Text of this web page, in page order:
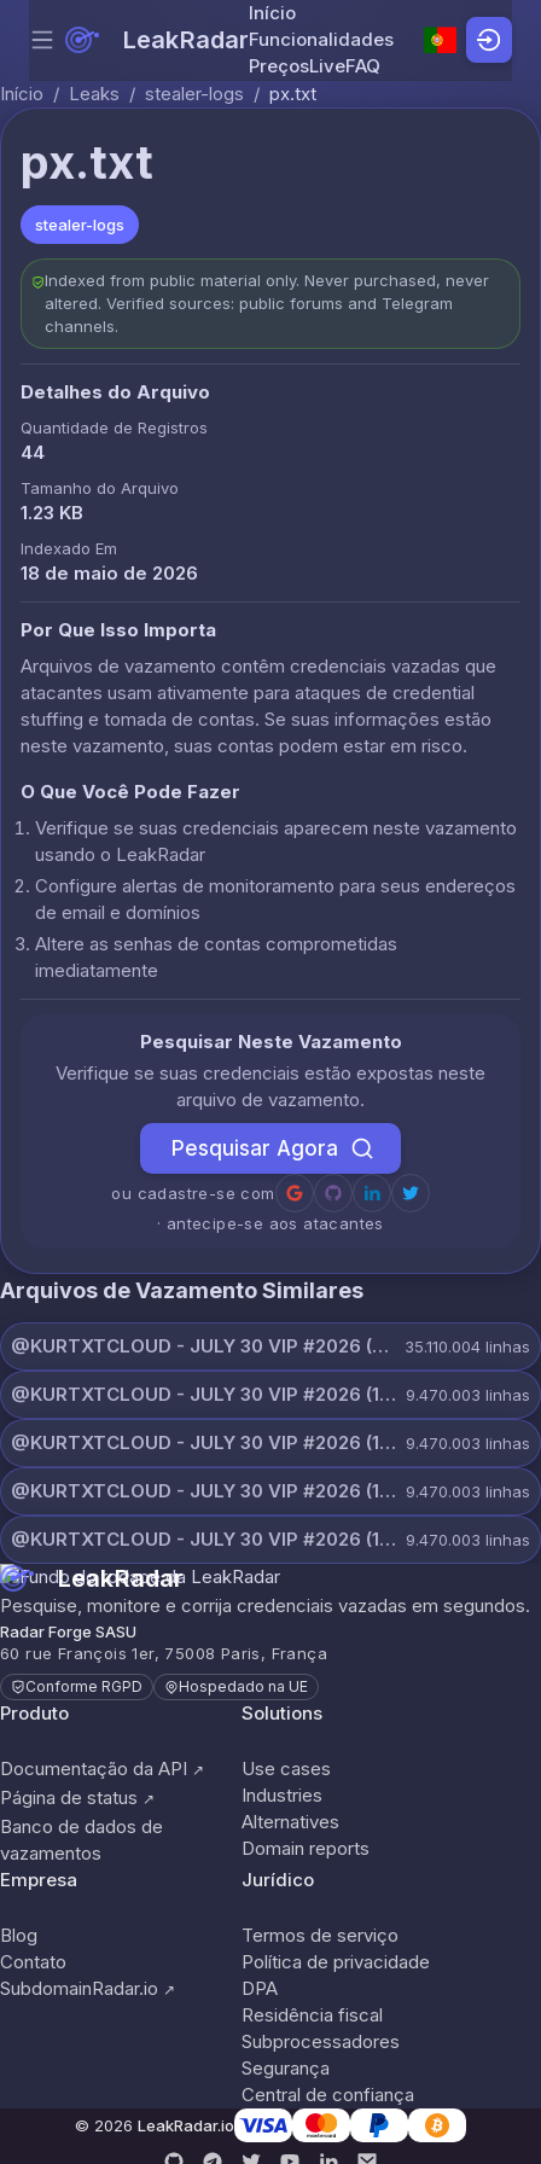
Skip to content
Menu LeakRadar
Início
Funcionalidades
PreçosLiveFAQ
Início / Leaks / stealer-logs / px.txt
px.txt
stealer-logs
Indexed from public material only. Never purchased, never
altered. Verified sources: public forums and Telegram
channels.
Detalhes do Arquivo
Quantidade de Registros
44
Tamanho do Arquivo
1.23 KB
Indexado Em
18 de maio de 2026
Por Que Isso Importa
Arquivos de vazamento contêm credenciais vazadas que
atacantes usam ativamente para ataques de credential
stuffing e tomada de contas. Se suas informações estão
neste vazamento, suas contas podem estar em risco.
O Que Você Pode Fazer
Verifique se suas credenciais aparecem neste vazamento
usando o LeakRadar
Configure alertas de monitoramento para seus endereços
de email e domínios
Altere as senhas de contas comprometidas
imediatamente
Pesquisar Neste Vazamento
Verifique se suas credenciais estão expostas neste
arquivo de vazamento.
Pesquisar Agora
ou cadastre-se com
· antecipe-se aos atacantes
Arquivos de Vazamento Similares
@KURTXTCLOUD - JULY 30 VIP #2026 (114).txt 35.110.004 linhas
@KURTXTCLOUD - JULY 30 VIP #2026 (113).txt 9.470.003 linhas
@KURTXTCLOUD - JULY 30 VIP #2026 (112).txt 9.470.003 linhas
@KURTXTCLOUD - JULY 30 VIP #2026 (111).txt 9.470.003 linhas
@KURTXTCLOUD - JULY 30 VIP #2026 (110).txt 9.470.003 linhas
LeakRadar
Pesquise, monitore e corrija credenciais vazadas em segundos.
Radar Forge SASU
60 rue François 1er, 75008 Paris, França
Conforme RGPD Hospedado na UE
Produto
Documentação da API ↗
Página de status ↗
Banco de dados de
vazamentos
Solutions
Use cases
Industries
Alternatives
Domain reports
Empresa
Blog
Contato
SubdomainRadar.io ↗
Jurídico
Termos de serviço
Política de privacidade
DPA
Residência fiscal
Subprocessadores
Segurança
Central de confiança
© 2026 LeakRadar.io